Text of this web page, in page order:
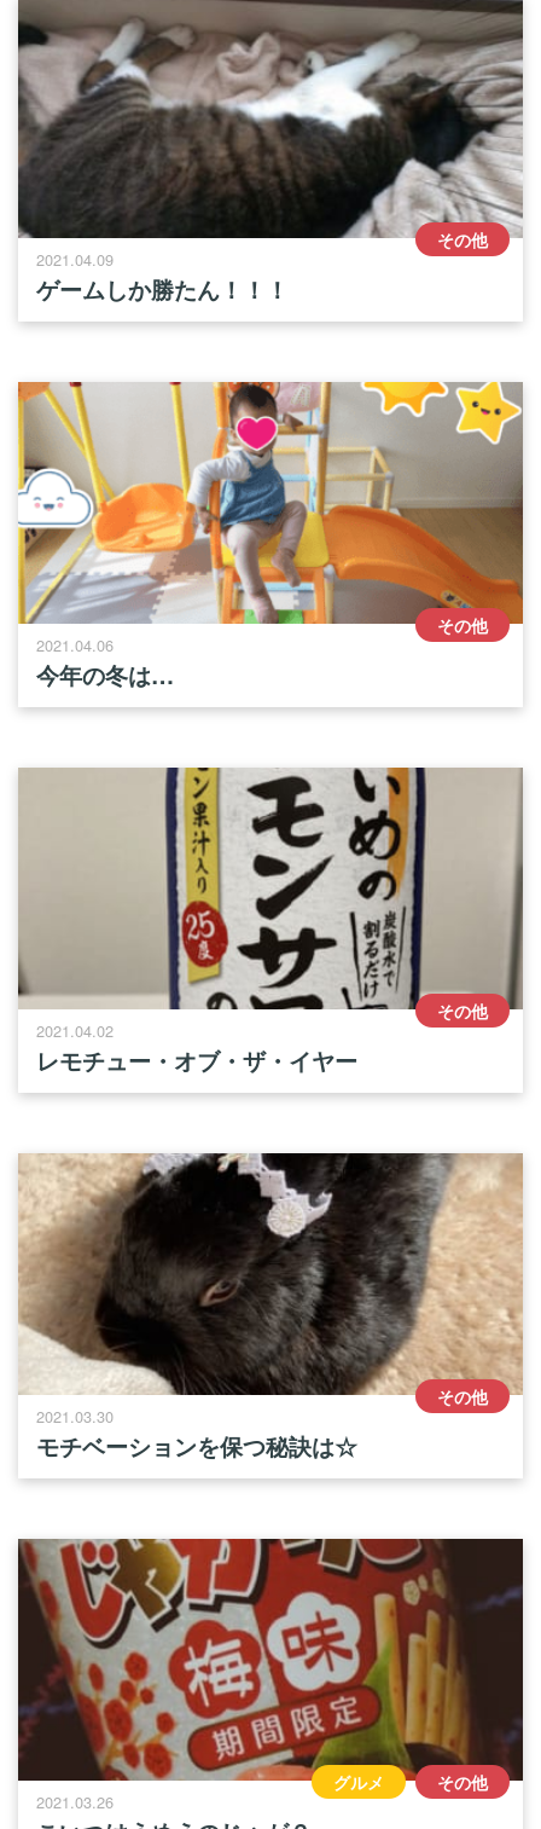
2021.04.09
ゲームしか勝たん！！！
その他
2021.04.06
今年の冬は…
その他
2021.04.02
レモチュー・オブ・ザ・イヤー
その他
2021.03.30
モチベーションを保つ秘訣は☆
その他
2021.03.26
グルメ その他